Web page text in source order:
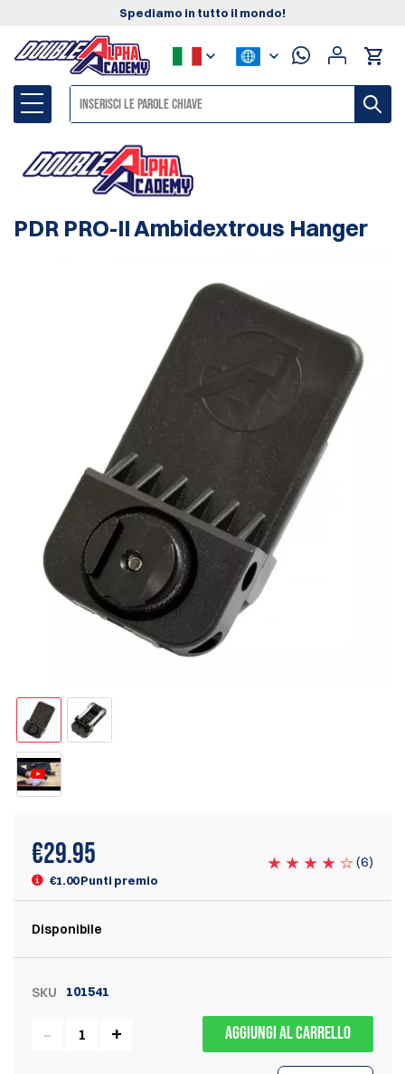
Spediamo in tutto il mondo!
PDR PRO-II Ambidextrous Hanger
€29.95
€1.00 Punti premio
(6)
Disponibile
SKU 101541
AGGIUNGI AL CARRELLO